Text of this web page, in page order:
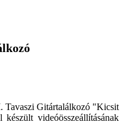
Tavaszi Gitártalálkozó "Kicsit
videóösszeállításának